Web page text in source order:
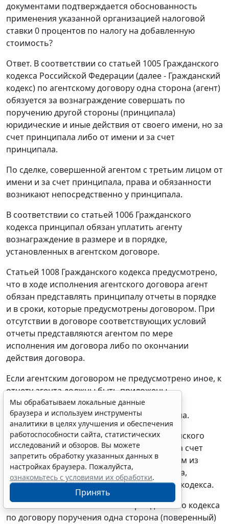
документами подтверждается обоснованность
применения указанной организацией налоговой
ставки 0 процентов по налогу на добавленную
стоимость?
Ответ. В соответствии со статьей 1005 Гражданского
кодекса Российской Федерации (далее - Гражданский
кодекс) по агентскому договору одна сторона (агент)
обязуется за вознаграждение совершать по
поручению другой стороны (принципала)
юридические и иные действия от своего имени, но за
счет принципала либо от имени и за счет
принципала.
По сделке, совершенной агентом с третьим лицом от
имени и за счет принципала, права и обязанности
возникают непосредственно у принципала.
В соответствии со статьей 1006 Гражданского
кодекса принципал обязан уплатить агенту
вознаграждение в размере и в порядке,
установленных в агентском договоре.
Статьей 1008 Гражданского кодекса предусмотрено,
что в ходе исполнения агентского договора агент
обязан представлять принципалу отчеты в порядке
и в сроки, которые предусмотрены договором. При
отсутствии в договоре соответствующих условий
отчеты представляются агентом по мере
исполнения им договора либо по окончании
действия договора.
Если агентским договором не предусмотрено иное, к
отчету агента должны быть приложены
необходимые доказательства расходов,
произведенных агентом за счет принципала.
Согласно положениям статьи 1011 Гражданского
кодекса, если агент действует от имени и за счет
принципала, то к отношениям, вытекающим из
агентского договора, применяются правила,
предусмотренные главой 49 Гражданского кодекса.
В соответствии со статьей 971 Гражданского кодекса
по договору поручения одна сторона (поверенный)
Мы обрабатываем локальные данные
браузера и используем инструменты
аналитики в целях улучшения и обеспечения
работоспособности сайта, статистических
исследований и обзоров. Вы можете
запретить обработку указанных данных в
настройках браузера. Пожалуйста,
ознакомьтесь с условиями их обработки.
Принять